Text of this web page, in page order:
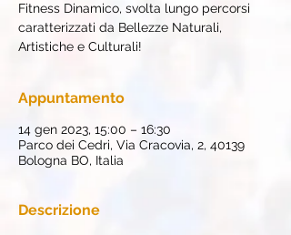
Fitness Dinamico, svolta lungo percorsi
caratterizzati da Bellezze Naturali,
Artistiche e Culturali!
Appuntamento
14 gen 2023, 15:00 – 16:30
Parco dei Cedri, Via Cracovia, 2, 40139
Bologna BO, Italia
Descrizione